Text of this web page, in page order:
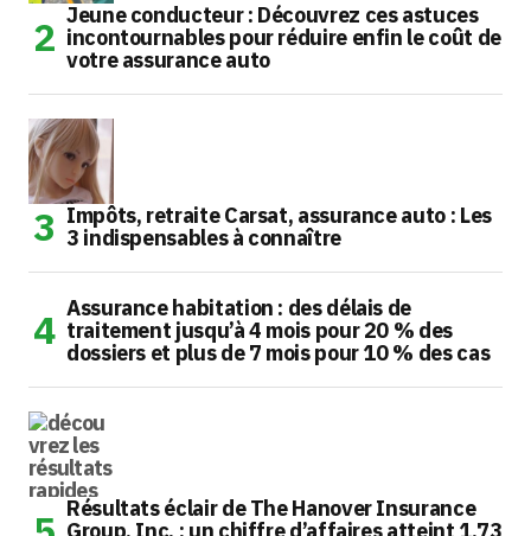
Jeune conducteur : Découvrez ces astuces
incontournables pour réduire enfin le coût de
votre assurance auto
Impôts, retraite Carsat, assurance auto : Les
3 indispensables à connaître
Assurance habitation : des délais de
traitement jusqu’à 4 mois pour 20 % des
dossiers et plus de 7 mois pour 10 % des cas
Résultats éclair de The Hanover Insurance